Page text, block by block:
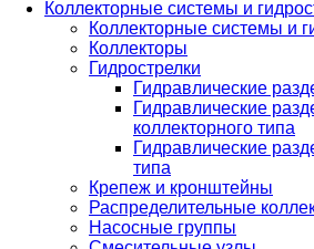
Коллекторные системы и
Коллекторные системы и
Коллекторы
Гидрострелки
Гидравлические
Гидравлические
коллекторного типа
Гидравлические
типа
Крепеж и кронштейны
Распределительные
Насосные группы